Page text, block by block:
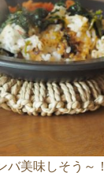
バ美味しそう～！